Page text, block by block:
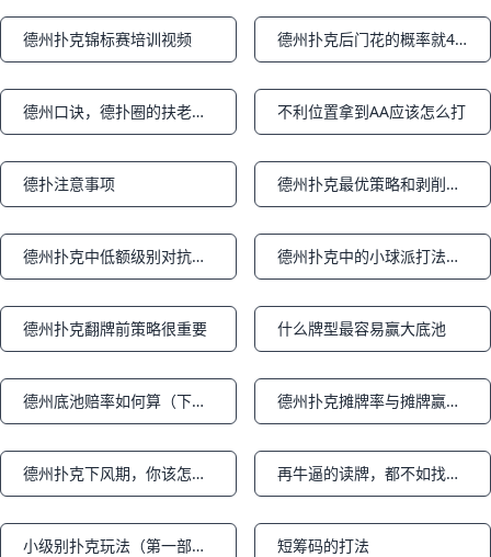
Notifications
德州扑克锦标赛培训视频 Notifications 德州扑克后门花的概率就4.2%，尽量少抽啊各位
Notifications 德州口诀，德扑圈的扶老婆歌（Flop歌） Notifications
不利位置拿到AA应该怎么打
Notifications
德扑注意事项 Notifications 德州扑克最优策略和剥削策略
Notifications 德州扑克中低额级别对抗超凶玩家的三个建议 Notifications 德州扑克中的小球派打法策略是什么意思？
Notifications
德州扑克翻牌前策略很重要 Notifications
什么牌型最容易赢大底池
Notifications 德州底池赔率如何算（下篇） Notifications 德州扑克摊牌率与摊牌赢率数据（上篇）
Notifications 德州扑克下风期，你该怎么办？上篇 Notifications 再牛逼的读牌，都不如找到一张全是鱼的桌子：11个选桌秘诀（下）
小级别扑克玩法（第一部分）：隔离溜入-跟注的玩家 短筹码的打法